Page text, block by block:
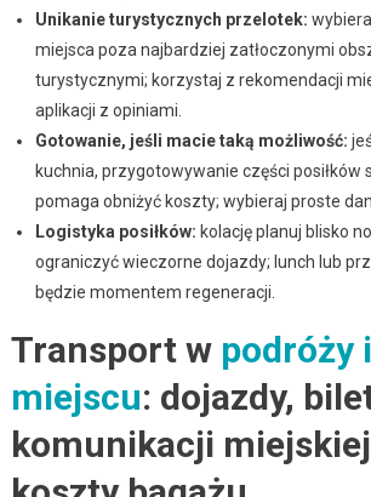
Unikanie turystycznych przelotek:
miejsca poza najbardziej zatłoczonymi
turystycznymi; korzystaj z rekomendacji
aplikacji z opiniami.
Gotowanie, jeśli macie taką możliwość:
kuchnia, przygotowywanie części posiłków
pomaga obniżyć koszty; wybieraj proste
Logistyka posiłków: kolację planuj blisko
ograniczyć wieczorne dojazdy; lunch lub
będzie momentem regeneracji.
Transport w podróży
miejscu: dojazdy,
komunikacji